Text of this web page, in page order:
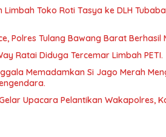
Toko Roti Tasya ke DLH
Polres Tulang Bawang Barat Berhasil
Ratai Diduga Tercemar Limbah PETI.
Memadamkan Si Jago Merah
Upacara Pelantikan Wakapolres,